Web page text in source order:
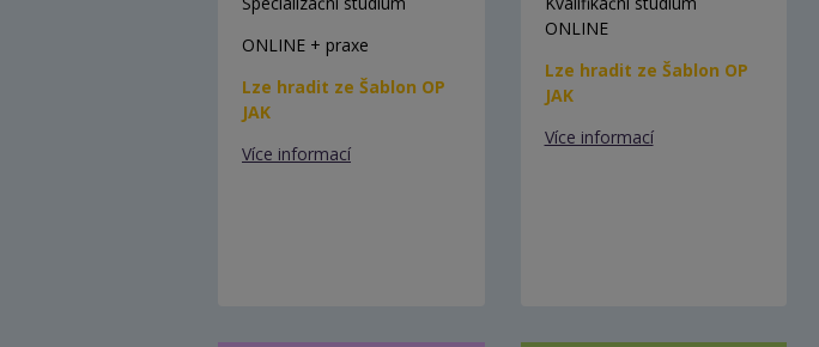
ONLINE + praxe
Lze hradit ze Šablon OP
JAK
Více informací
ONLINE
Lze hradit ze Šablon OP
JAK
Více informací